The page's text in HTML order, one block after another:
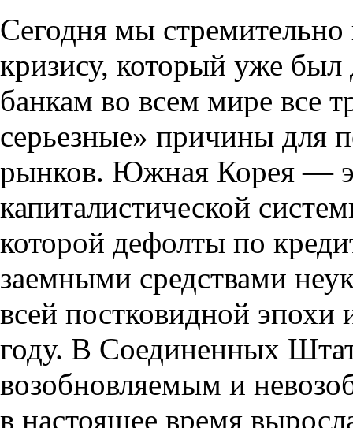
Сегодня мы
кризису, который уже
банкам во всем мире все
серьезные» причины для
рынков. Южная Корея —
капиталистической
которой дефолты по
заемными средствами
всей постковидной
году. В Соединенных
возобновляемым и
в настоящее время